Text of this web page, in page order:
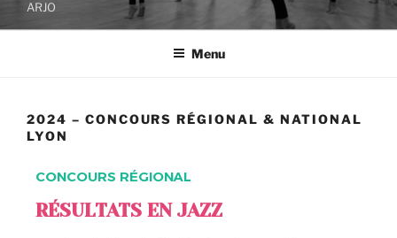
ARJO
Menu
2024 – CONCOURS RÉGIONAL & NATIONAL
LYON
CONCOURS RÉGIONAL
RÉSULTATS EN JAZZ